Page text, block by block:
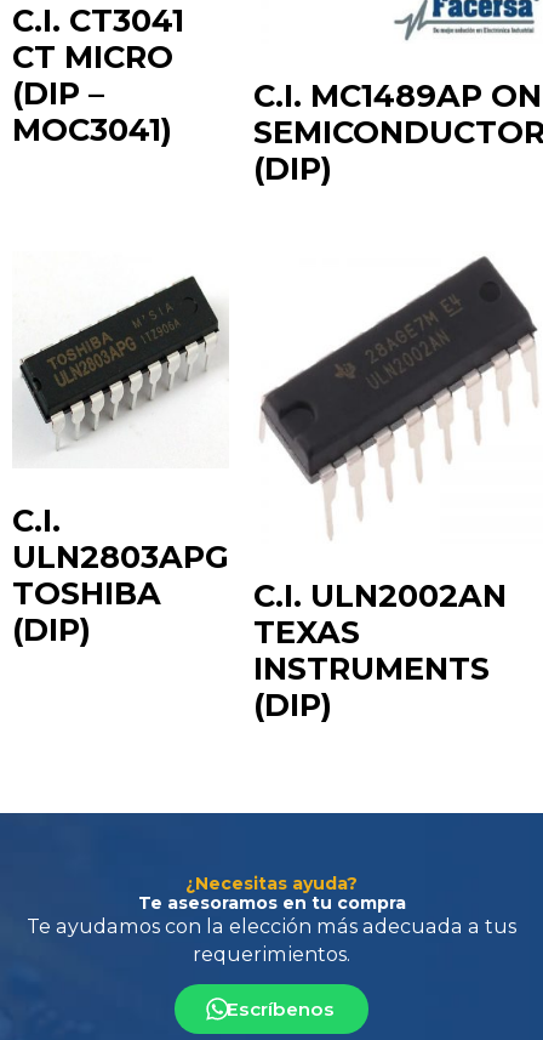
C.I. CT3041
CT MICRO
(DIP –
MOC3041)
C.I. MC1489AP ON
(DIP)
C.I.
ULN2803APG
TOSHIBA
(DIP)
C.I. ULN2002AN
TEXAS
INSTRUMENTS
(DIP)
¿Necesitas ayuda?
Te asesoramos en tu compra
Te ayudamos con la elección más adecuada
requerimientos.
Escríbenos